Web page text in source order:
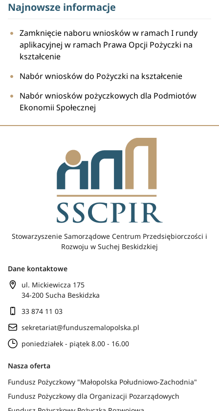
Najnowsze informacje
Zamknięcie naboru wniosków w ramach I rundy
aplikacyjnej w ramach Prawa Opcji Pożyczki na
kształcenie
Nabór wniosków do Pożyczki na kształcenie
Nabór wniosków pożyczkowych dla Podmiotów
Ekonomii Społecznej
Stowarzyszenie Samorządowe Centrum Przedsiębiorczości i
Rozwoju w Suchej Beskidzkiej
Dane kontaktowe
ul. Mickiewicza 175
34-200 Sucha Beskidzka
33 874 11 03
sekretariat@funduszemalopolska.pl
poniedziałek - piątek 8.00 - 16.00
Nasza oferta
Fundusz Pożyczkowy "Małopolska Południowo-Zachodnia"
Fundusz Pożyczkowy dla Organizacji Pozarządowych